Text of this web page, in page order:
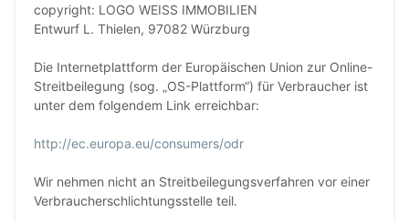
copyright: LOGO WEISS IMMOBILIEN
Entwurf L. Thielen, 97082 Würzburg
Die Internetplattform der Europäischen Union zur Online-
Streitbeilegung (sog. „OS-Plattform“) für Verbraucher ist
unter dem folgendem Link erreichbar:
http://ec.europa.eu/consumers/odr
Wir nehmen nicht an Streitbeilegungsverfahren vor einer
Verbraucherschlichtungsstelle teil.